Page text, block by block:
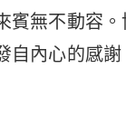
賓無不動容
自內心的感